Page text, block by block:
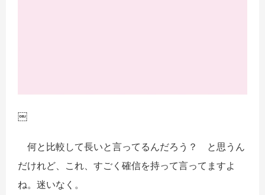
￼
何と比較して長いと言ってるんだろう？ と思うん
だけれど、これ、すごく確信を持って言ってますよ
ね。迷いなく。